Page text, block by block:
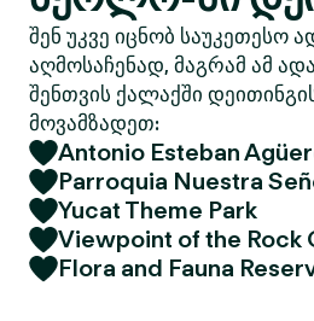
შენ უკვე იცნობ საუკეთესო
აღმოსაჩენად, მაგრამ ამ
შენთვის ქალაქში
მოვამზადეთ:
Antonio Esteban
Parroquia Nuestra
Yucat Theme Park
Viewpoint of the Rock
Flora and Fauna